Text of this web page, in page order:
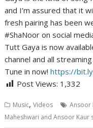
and I’m assured that it
fresh pairing has been
#ShaNoor on social
Tutt Gaya is now
channel and all
Tune in now!https://
Post Views: 1,332
Music,Videos Ansoor
Maheshwari and Ansoor Kaur